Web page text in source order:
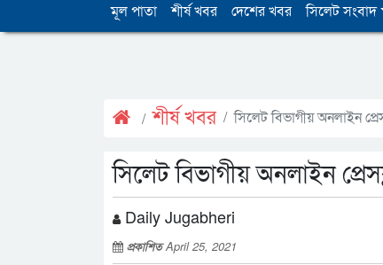
মূল পাতা শীর্ষ খবর দেশের খবর সিলেট সংবাদ
শীর্ষ খবর সিলেট বিভাগীয় অনলাইন
সিলেট বিভাগীয় অনলাইন
Daily Jugabheri
প্রকাশিতApril 25, 2021